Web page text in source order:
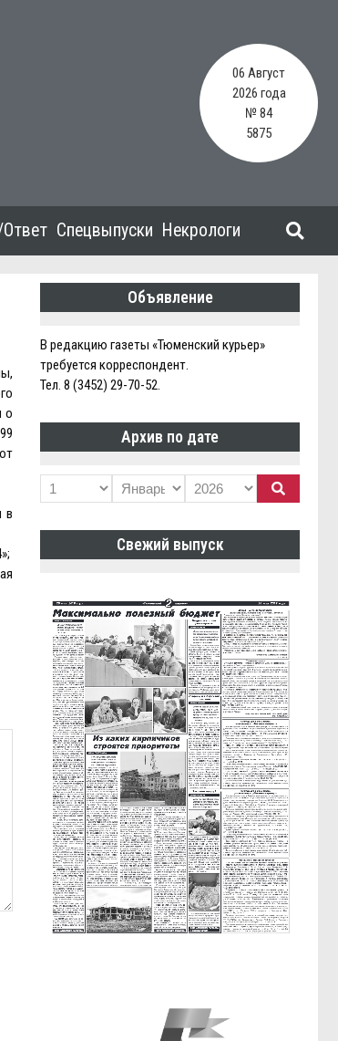
06 Август
2026 года
№ 84
5875
Спецвыпуски Некрологи
о
в
Объявление
В редакцию газеты «Тюменский курьер»
требуется корреспондент.
Тел. 8 (3452) 29-70-52.
Архив по дате
Свежий выпуск